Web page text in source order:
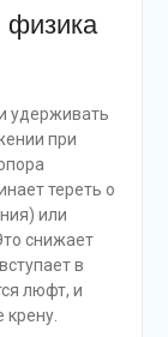
физика
удерживать
при
тереть о
или
снижает
в
люфт, и